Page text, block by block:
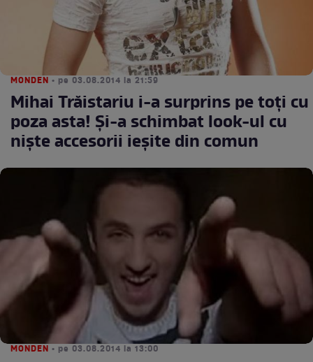
MONDEN • pe 03.08.2014 la 21:59
Mihai Trăistariu i-a surprins pe toţi cu
poza asta! Şi-a schimbat look-ul cu
nişte accesorii ieşite din comun
MONDEN • pe 03.08.2014 la 13:00